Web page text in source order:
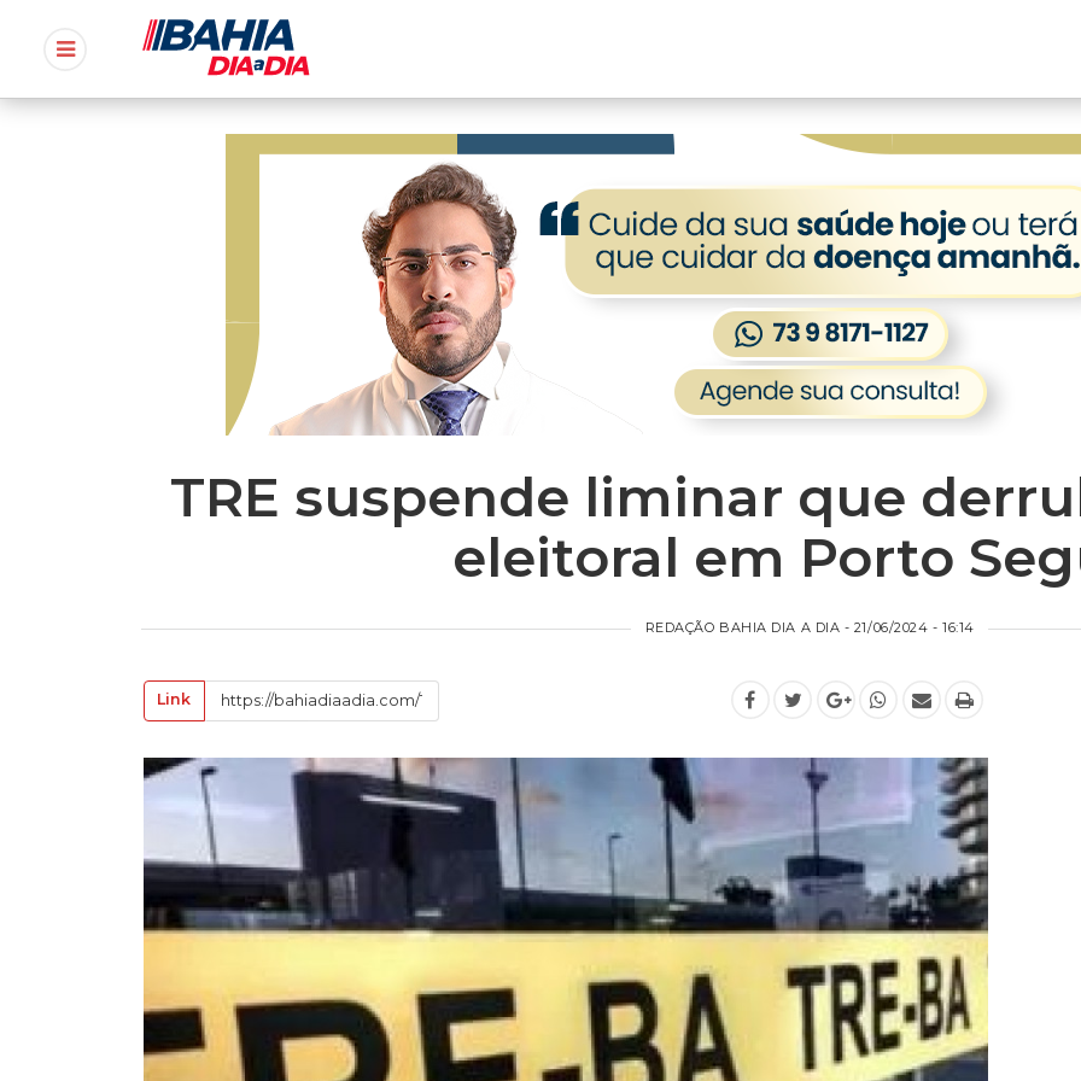
TRE suspende liminar que
eleitoral em Porto
REDAÇÃO BAHIA DIA A DIA - 21/06/2024 - 16:14
Link